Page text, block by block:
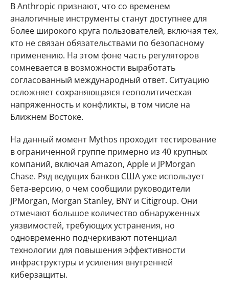
В Anthropic признают, что со временем
аналогичные инструменты станут доступнее для
более широкого круга пользователей, включая тех,
кто не связан обязательствами по безопасному
применению. На этом фоне часть регуляторов
сомневается в возможности выработать
согласованный международный ответ. Ситуацию
осложняет сохраняющаяся геополитическая
напряженность и конфликты, в том числе на
Ближнем Востоке.
На данный момент Mythos проходит тестирование
в ограниченной группе примерно из 40 крупных
компаний, включая Amazon, Apple и JPMorgan
Chase. Ряд ведущих банков США уже использует
бета‑версию, о чем сообщили руководители
JPMorgan, Morgan Stanley, BNY и Citigroup. Они
отмечают большое количество обнаруженных
уязвимостей, требующих устранения, но
одновременно подчеркивают потенциал
технологии для повышения эффективности
инфраструктуры и усиления внутренней
киберзащиты.